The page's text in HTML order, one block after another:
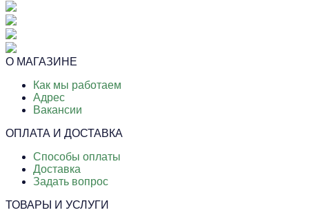
О МАГАЗИНЕ
Как мы работаем
Адрес
Вакансии
ОПЛАТА И ДОСТАВКА
Способы оплаты
Доставка
Задать вопрос
ТОВАРЫ И УСЛУГИ